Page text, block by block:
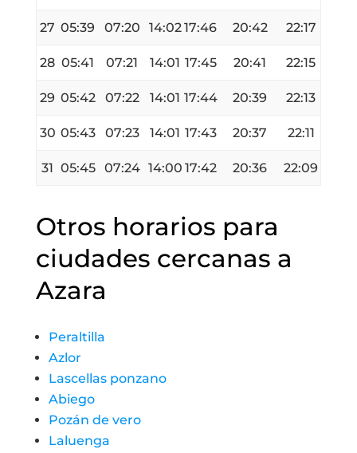
27 05:39 07:20 14:0217:46 20:42 22:17
28 05:41 07:21 14:01 17:45 20:41 22:15
29 05:42 07:22 14:01 17:44 20:39 22:13
30 05:43 07:23 14:01 17:43 20:37 22:11
31 05:45 07:24 14:00 17:42 20:36 22:09
Otros horarios para
ciudades cercanas a
Azara
Peraltilla
Azlor
Lascellas ponzano
Abiego
Pozán de vero
Laluenga